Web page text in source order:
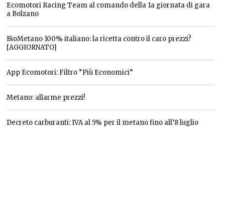
Ecomotori Racing Team al comando della 1a giornata di gara
a Bolzano
BioMetano 100% italiano: la ricetta contro il caro prezzi?
[AGGIORNATO]
App Ecomotori: Filtro “Più Economici”
Metano: allarme prezzi!
Decreto carburanti: IVA al 5% per il metano fino all’8 luglio